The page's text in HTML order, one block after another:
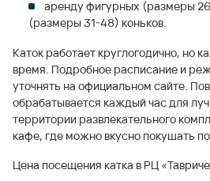
аренду фигурных (размеры
(размеры 31-48) коньков.
Каток работает круглогодично, но
время. Подробное расписание и
уточнять на официальном сайте.
обрабатывается каждый час для
территории развлекательного
кафе, где можно вкусно покушать
Цена посещения катка в РЦ